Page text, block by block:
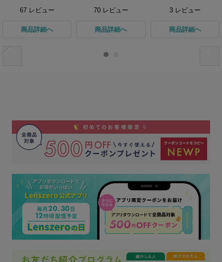
67レビュー
商品詳細へ
70レビュー
商品詳細へ
3レビュー
商品詳細へ